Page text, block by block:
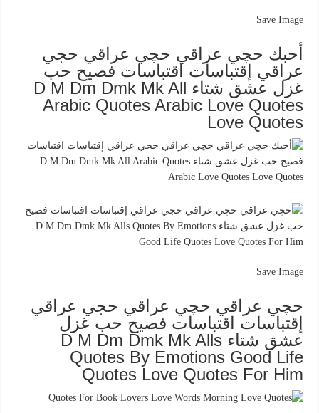
Save Image
أحبك حچي عراقي حچي عراقي حجي
عراقي إقتباسات اقتباسات فصيح حب
غزل عشق شتاء D M Dm Dmk Mk All
Arabic Quotes Arabic Love Quotes
Love Quotes
Save Image
حچي عراقي حچي عراقي حجي عراقي
إقتباسات اقتباسات فصيح حب غزل
عشق شتاء D M Dm Dmk Mk Alls
Quotes By Emotions Good Life
Quotes Love Quotes For Him